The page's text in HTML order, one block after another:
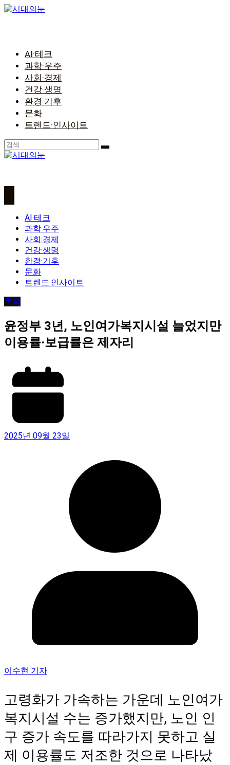
콘
AI·테크
과학·우주
사회·경제
건강·생명
환경·기후
문화
트렌드·인사이트
AI·테크
과학·우주
사회·경제
건강·생명
환경·기후
문화
트렌드·인사이트
문화
윤정부 3년, 노인여가복지시설 늘었지만
이용률·보급률은 제자리
2025년 09월 23일
이수현 기자
고령화가 가속하는 가운데 노인여가
복지시설 수는 증가했지만, 노인 인
구 증가 속도를 따라가지 못하고 실
제 이용률도 저조한 것으로 나타났